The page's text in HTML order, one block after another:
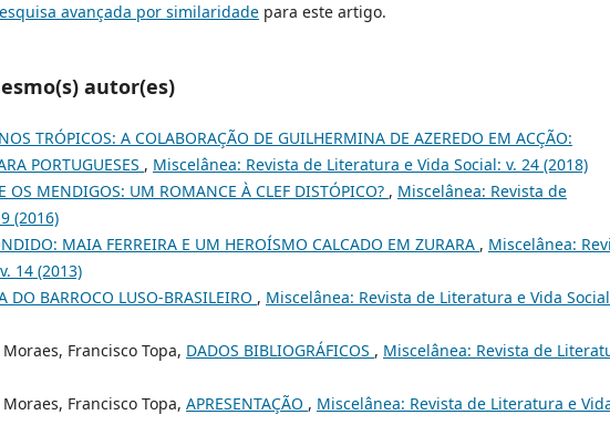
avançada por similaridade para este artigo.
autor(es)
TRÓPICOS: A COLABORAÇÃO DE GUILHERMINA DE AZEREDO EM ACÇÃO:
PORTUGUESES , Miscelânea: Revista de Literatura e Vida Social: v. 24 (2018)
OS MENDIGOS: UM ROMANCE À CLEF DISTÓPICO? , Miscelânea: Revista de
(2016)
MAIA FERREIRA E UM HEROÍSMO CALCADO EM ZURARA , Miscelânea:
14 (2013)
DO BARROCO LUSO-BRASILEIRO , Miscelânea: Revista de Literatura e Vida
Francisco Topa, DADOS BIBLIOGRÁFICOS , Miscelânea: Revista de
Francisco Topa, APRESENTAÇÃO , Miscelânea: Revista de Literatura e